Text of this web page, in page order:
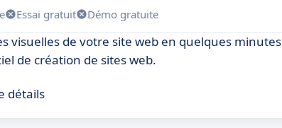
Essai gratuit Démo gratuite
visuelles de votre site web en quelques minutes
de création de sites web.
détails